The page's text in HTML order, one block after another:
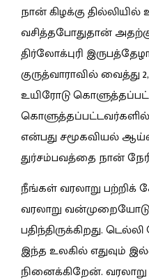
நான் கிழக்கு
வசித்தபோதுதான்
திர்லோக்புரி
குருத்வாராவில்
உயிரோடு
என்பது சமூகவியல்
துர்சம்பவத்தை நான்
நீங்கள் வரலாறு பற்றிக்
வரலாறு
பதிந்திருக்கிறது.
இந்த உலகில் எதுவும்
நினைக்கிறேன். வரலாறு